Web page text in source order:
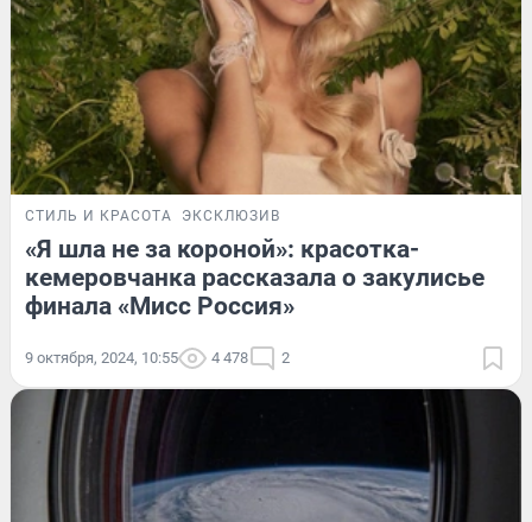
СТИЛЬ И КРАСОТА ЭКСКЛЮЗИВ
«Я шла не за короной»: красотка-
кемеровчанка рассказала о закулисье
финала «Мисс Россия»
9 октября, 2024, 10:55 4 478 2